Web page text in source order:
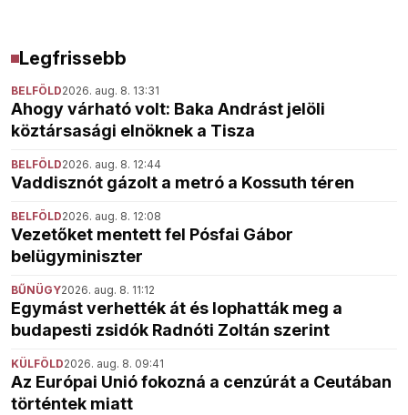
Legfrissebb
BELFÖLD2026. aug. 8. 13:31
Ahogy várható volt: Baka Andrást jelöli
köztársasági elnöknek a Tisza
BELFÖLD2026. aug. 8. 12:44
Vaddisznót gázolt a metró a Kossuth téren
BELFÖLD2026. aug. 8. 12:08
Vezetőket mentett fel Pósfai Gábor
belügyminiszter
BŰNÜGY2026. aug. 8. 11:12
Egymást verhették át és lophatták meg a
budapesti zsidók Radnóti Zoltán szerint
KÜLFÖLD2026. aug. 8. 09:41
Az Európai Unió fokozná a cenzúrát a Ceutában
történtek miatt